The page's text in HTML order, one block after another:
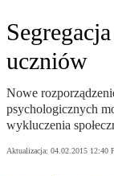
uczniów
Nowe
psychologicznych
wykluczenia
Aktualizacja: 04.02.2015 12:40